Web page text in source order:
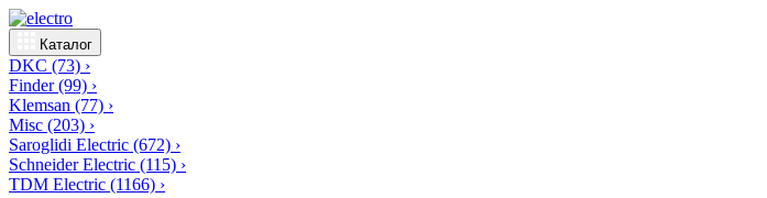
Каталог
DKC (73) ›
Finder(99) ›
Klemsan (77) ›
Misc (203) ›
Saroglidi Electric (672) ›
Schneider Electric (115) ›
TDM Electric (1166) ›